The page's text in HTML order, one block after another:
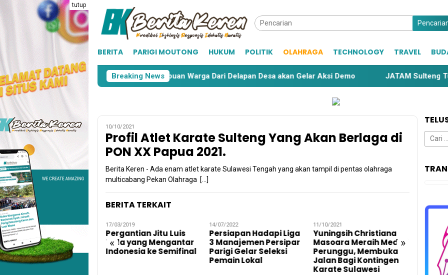
ke
tutup
BERITA PARIGI MOUTONG HUKUM POLITIK OLAHRAGA TECHNOLOGY TRAVEL
Breaking News
Aktivitas PETI di Taopa, Ribuan Warga Dari Delapan Desa akan Gelar Aksi Demo JATAM Sulteng Tuding
10/10/2021
Profil Atlet Karate Sulteng Yang Akan Berlaga di
PON XX Papua 2021.
Berita Keren - Ada enam atlet karate Sulawesi Tengah yang akan tampil di pentas olahraga
multicabang Pekan Olahraga […]
BERITA TERKAIT
« »
17/03/2019
Pergantian Jitu Luis
Milla yang Mengantar
Indonesia ke Semifinal
Persiapan Hadapi Liga
3 Manajemen Persipar
Parigi Gelar Seleksi
Yuningsih Christiana
Masoara Meraih Medali
Perunggu, Membuka
Jalan Bagi Kontingen
Karate Sulawesi
Nikita Syahrin
Sumbang Medali
Perunggu Untuk
Kontingen Sulteng
Cari
untuk: